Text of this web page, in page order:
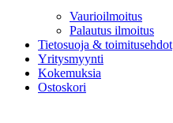
Vaurioilmoitus
Palautus ilmoitus
Tietosuoja & toimitusehdot
Yritysmyynti
Kokemuksia
Ostoskori